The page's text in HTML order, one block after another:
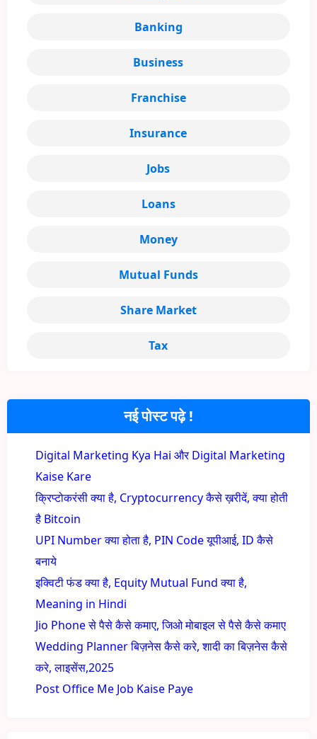
नई पोस्ट पढ़े !
Digital Marketing Kya Hai और Digital Marketing
Kaise Kare
क्रिप्टोकरंसी क्या है, Cryptocurrency कैसे ख़रीदें, क्या होती
है Bitcoin
UPI Number क्या होता है, PIN Code यूपीआई, ID कैसे
बनाये
इक्विटी फंड क्या है, Equity Mutual Fund क्या है,
Meaning in Hindi
Jio Phone से पैसे कैसे कमाए, जिओ मोबाइल से पैसे कैसे कमाए
Wedding Planner बिज़नेस कैसे करे, शादी का बिज़नेस कैसे
करे, लाइसेंस,2025
Post Office Me Job Kaise Paye
Banking
Business
Franchise
Insurance
Jobs
Loans
Money
Mutual Funds
Share Market
Tax